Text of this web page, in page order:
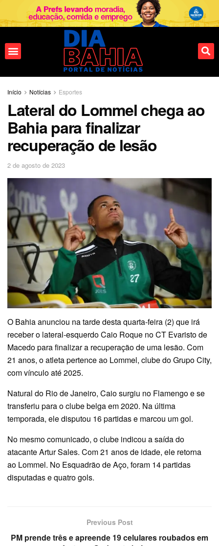
Início Notícias Esportes
Lateral do Lommel chega ao
Bahia para finalizar
recuperação de lesão
2 de agosto de 2023
O Bahia anunciou na tarde desta quarta-feira (2) que irá
receber o lateral-esquerdo Caio Roque no CT Evaristo de
Macedo para finalizar a recuperação de uma lesão. Com
21 anos, o atleta pertence ao Lommel, clube do Grupo City,
com vínculo até 2025.
Natural do Rio de Janeiro, Caio surgiu no Flamengo e se
transferiu para o clube belga em 2020. Na última
temporada, ele disputou 16 partidas e marcou um gol.
No mesmo comunicado, o clube indicou a saída do
atacante Artur Sales. Com 21 anos de idade, ele retorna
ao Lommel. No Esquadrão de Aço, foram 14 partidas
disputadas e quatro gols.
Previous Post
PM prende três e apreende 19 celulares roubados em